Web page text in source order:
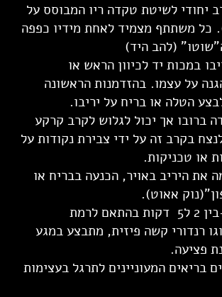
יחודי לשיטת טקדה ריו המבוסס על
כל משתתף מצמיד לאחת מידיו כפפה
(להב היד)
במכות יד לכיוון הראש או
על עצמו. בהזדמנות הראשונה
הטלה או בריח על יריבו.
ברובו אך יכול לגלוש לקרב קרקע
בקרב זה על ידי צבירת נקודות על
או טכניקות.
את היריב באויר, הכנעה בבריח או
אאוט).
הקרב מוגבל בזמן-בין 2 ל5 דקות בהתאם לרמת
רנדורי קשה פיזית, מתבצע במגע
פציעה.
בריאים המעוניינים לתרגל בעצימות